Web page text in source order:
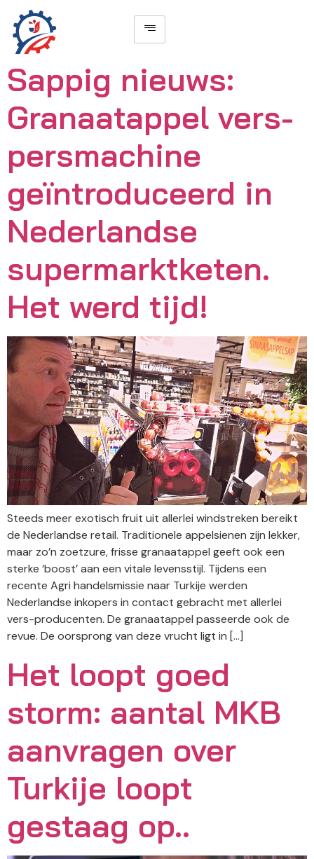
Sappig nieuws:
Granaatappel vers-
persmachine
geïntroduceerd in
Nederlandse
supermarktketen.
Het werd tijd!
Steeds meer exotisch fruit uit allerlei windstreken bereikt
de Nederlandse retail. Traditionele appelsienen zijn lekker,
maar zo’n zoetzure, frisse granaatappel geeft ook een
sterke ‘boost’ aan een vitale levensstijl. Tijdens een
recente Agri handelsmissie naar Turkije werden
Nederlandse inkopers in contact gebracht met allerlei
vers-producenten. De granaatappel passeerde ook de
revue. De oorsprong van deze vrucht ligt in […]
Het loopt goed
storm: aantal MKB
aanvragen over
Turkije loopt
gestaag op..